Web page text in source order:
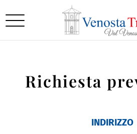
Richiesta
INDIRIZZO